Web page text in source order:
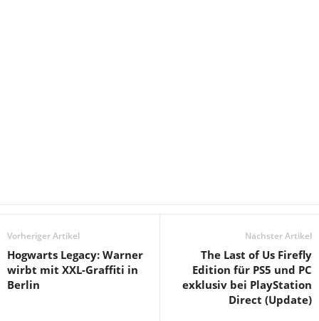
Vorheriger Artikel
Hogwarts Legacy: Warner
wirbt mit XXL-Graffiti in
Berlin
Nächster Artikel
The Last of Us Firefly
Edition für PS5 und PC
exklusiv bei PlayStation
Direct (Update)